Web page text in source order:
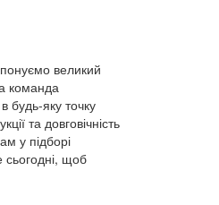
великий
команда
будь-яку точку
та довговічність
у підборі
сьогодні, щоб